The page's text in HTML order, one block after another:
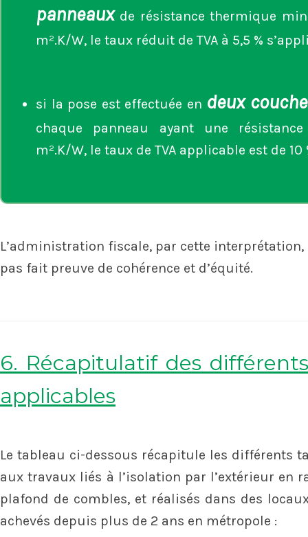
panneauxde résistance thermique
m².K/W, le taux réduit de TVA à 5,5 %
si la pose est effectuée en deux
chaque panneau ayant une
m².K/W, le taux de TVA applicable est de 10
L’administration fiscale, par cette
pas fait preuve de cohérence et d’équité.
6. Récapitulatif des
applicables
Le tableau ci-dessous récapitule les différents
aux travaux liés à l’isolation par l’extérieur en
plafond de combles, et réalisés dans des
achevés depuis plus de 2 ans en métropole :